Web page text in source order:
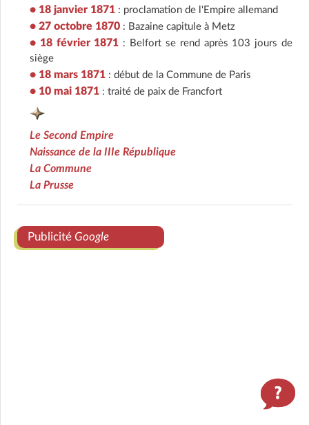
• 18 janvier 1871 : proclamation de l'Empire allemand
• 27 octobre 1870 : Bazaine capitule à Metz
• 18 février 1871 : Belfort se rend après 103 jours de
siège
• 18 mars 1871 : début de la Commune de Paris
• 10 mai 1871 : traité de paix de Francfort
Le Second Empire
Naissance de la IIIe République
La Commune
La Prusse
Publicité Google